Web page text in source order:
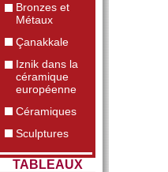
Bronzes et
Métaux
Çanakkale
Iznik dans la
céramique
européenne
Céramiques
Sculptures
TABLEAUX